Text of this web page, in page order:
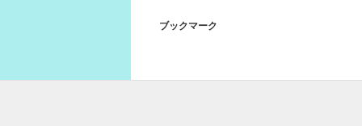
ブックマーク